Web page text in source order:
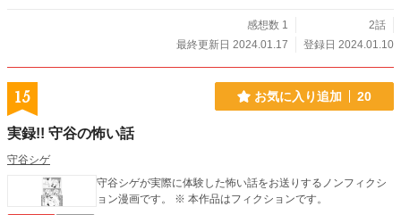
感想数 1
2話
最終更新日 2024.01.17
登録日 2024.01.10
15 お気に入り追加 20
実録!! 守谷の怖い話
守谷シゲ
守谷シゲが実際に体験した怖い話をお送りするノンフィクシ
ョン漫画です。 ※ 本作品はフィクションです。